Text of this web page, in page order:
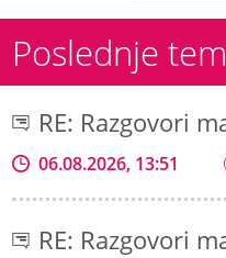
Poslednje
RE: Razgovori
06.08.2026, 13:51
RE: Razgovori